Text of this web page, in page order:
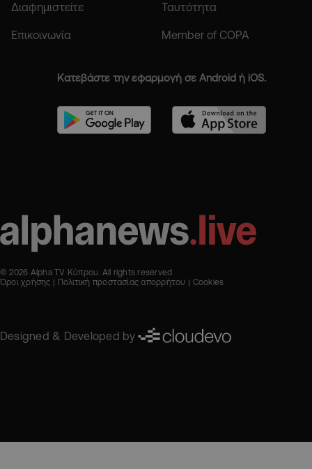
Διαφημιστείτε Ταυτότητα
Επικοινωνία Member of COPA
Κατεβάστε την εφαρμογή σε Android ή iOS.
© 2026 Alpha TV Κύπρου. All rights reserved
Όροι χρήσης
Πολιτική προστασίας απορρήτου Cookies
Designed & Developed by